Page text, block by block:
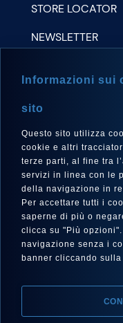
STORE LOCATOR
NEWSLETTER
English
FOLLOW US
Informazioni sui
sito
Questo sito utilizza
cookie e altri
terze parti, al fine tra
servizi in linea con le
della navigazione in
Per accettare tutti i
saperne di più o
clicca su "Più
navigazione senza i
banner cliccando